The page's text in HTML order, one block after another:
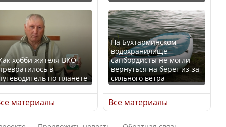
ли представлены
регионов в
төменгі жалақы,
экология: жеті
сайлаушылармен
талқылап жатыр?
Трамп официально
вступил в должность
президента США
Луну признали объектом
культурного наследия,
находящегося под
угрозой исчезновения
хобби жителя ВКО
в
по планете
материалы
На Бухтарминском
водохранилище
сапбордисты не могли
вернуться на берег из-за
сильного ветра
Все материалы